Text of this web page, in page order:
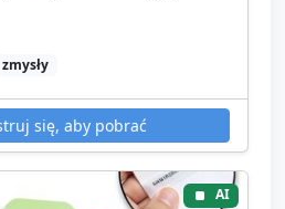
zmysły
się, aby pobrać
AI